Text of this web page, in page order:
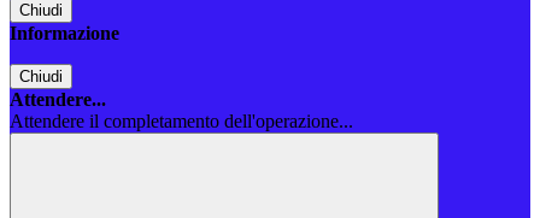
Chiudi
Informazione
Chiudi
Attendere...
Attendere il completamento dell'operazione...